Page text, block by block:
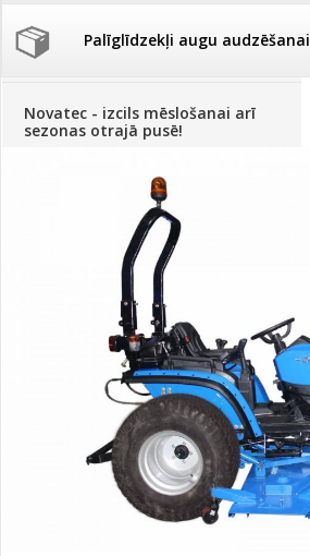
Palīglīdzekļi augu audzēšanai
Klientu Diena
Novatec - izcils mēslošanai arī
sezonas otrajā pusē!
Piedāvājums ābeļdārziem
TOP piemājas dārzam 2024